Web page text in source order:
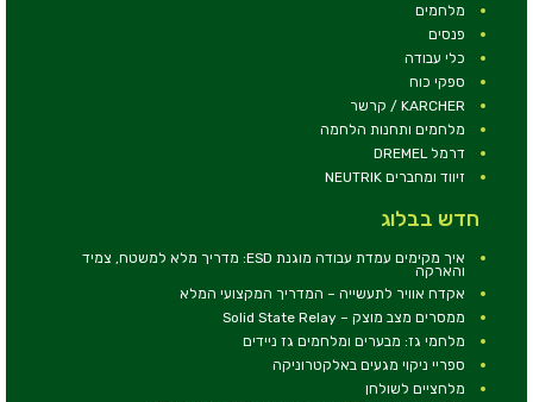
מלחמים
פנסים
כלי עבודה
ספקי כוח
KARCHER / קרשר
מלחמים ותחנות הלחמה
דרמל DREMEL
זיווד ומחברים NEUTRIK
חדש בבלוג
איך מקימים עמדת עבודה מוגנת ESD: מדריך מלא למשטח, צמיד
והארקה
אקדח אוויר לתעשייה – המדריך המקצועי המלא
ממסרים מצב מוצק – Solid State Relay
מלחמי גז: מבערים ומלחמים גז ניידים
ספריי ניקוי מגעים באלקטרוניקה
מלחציים לשולחן